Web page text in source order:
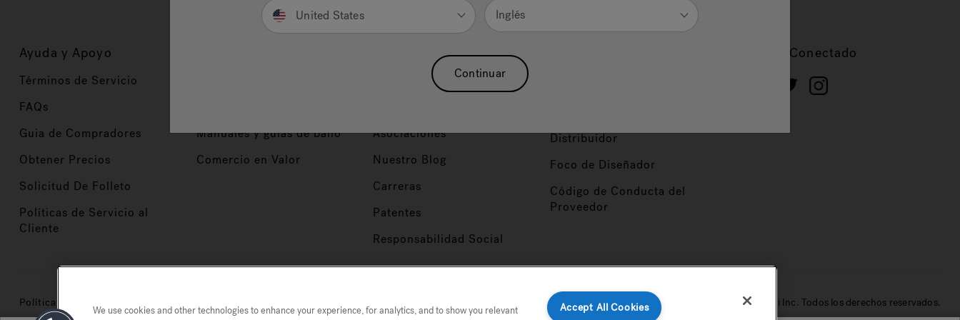
Ayuda y Apoyo
Términos de Servicio
FAQs
Guia de Compradores
Obtener Precios
Solicitud De Folleto
Políticas de Servicio al
Cliente
Manuales y guías de baño
Comercio en Valor
Nuestra Marca
Sobre Nosotros
Asociaciones
Nuestro Blog
Carreras
Patentes
Responsabilidad Social
Distribuidor
Foco de Diseñador
Código de Conducta del
Proveedor
Mantente Conectado
Política de privacidad © 2022 Jacuzzi Inc. Todos los derechos reservados.
United States Inglés
Continuar
We use cookies and other technologies to enhance your experience, for analytics, and to show you relevant
Accept All Cookies